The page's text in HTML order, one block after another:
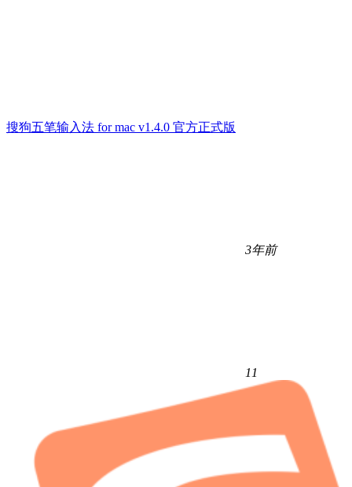
搜狗五笔输入法 for mac v1.4.0 官方正式版
3年前
11